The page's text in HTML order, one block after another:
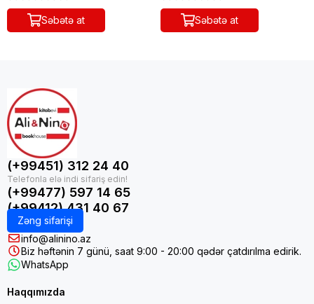
Səbətə at Səbətə at
(+99451) 312 24 40
(+99477) 597 14 65
(+99412) 431 40 67
Zəng sifarişi
info@alinino.az
Biz həftənin 7 günü, saat 9:00 - 20:00 qədər çatdırılma edirik.
WhatsApp
Haqqımızda